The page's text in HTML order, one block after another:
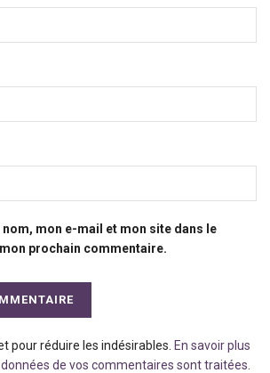
mon e-mail et mon site dans le
prochain commentaire.
pour réduire les indésirables. En savoir plus
de vos commentaires sont traitées